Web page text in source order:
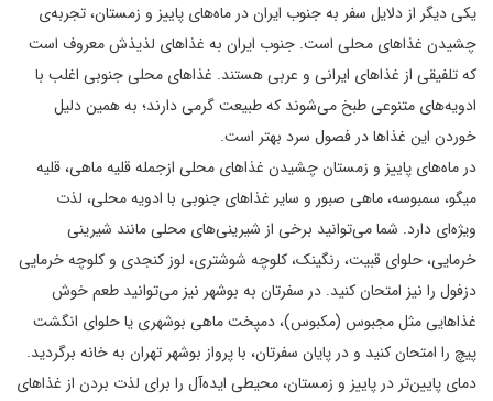
یکی دیگر از دلایل سفر به جنوب ایران در ماه‌های پاییز و زمستان، تجربه‌ی
چشیدن غذاهای محلی است. جنوب ایران به غذاهای لذیذش معروف است
که تلفیقی از غذاهای ایرانی و عربی هستند. غذاهای محلی جنوبی اغلب با
ادویه‌های متنوعی طبخ می‌شوند که طبیعت گرمی دارند؛ به همین دلیل
خوردن این غذاها در فصول سرد بهتر است.
در ماه‌های پاییز و زمستان چشیدن غذاهای محلی ازجمله قلیه ماهی، قلیه
میگو، سمبوسه، ماهی صبور و سایر غذاهای جنوبی با ادویه‌ محلی، لذت
ویژه‌ای دارد. شما می‌توانید برخی از شیرینی‌های محلی مانند شیرینی
خرمایی، حلوای قبیت، رنگینک، کلوچه شوشتری، لوز کنجدی و کلوچه خرمایی
دزفول را نیز امتحان کنید. در سفرتان به بوشهر نیز می‌توانید طعم خوش
غذاهایی مثل مجبوس (مکبوس)، دمپخت ماهی بوشهری یا حلوای انگشت
پیچ را امتحان کنید و در پایان سفرتان، با پرواز بوشهر تهران به خانه برگردید.
دمای پایین‌تر در پاییز و زمستان، محیطی ایده‌آل را برای لذت بردن از غذاهای